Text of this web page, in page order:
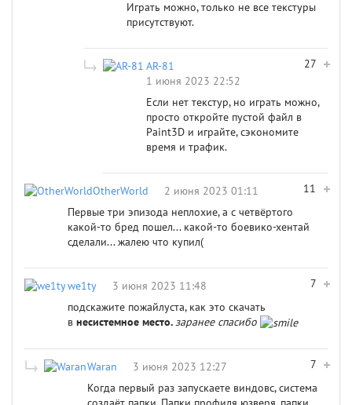
Играть можно, только не все текстуры
присутствуют.
27
AR-81
1 июня 2023 22:52
Если нет текстур, но играть можно,
просто откройте пустой файл в
Paint3D и играйте, сэкономите
время и трафик.
11
OtherWorld
2 июня 2023 01:11
Первые три эпизода неплохие, а с четвёртого
какой-то бред пошел... какой-то боевико-хентай
сделали... жалею что купил(
7
we1ty
3 июня 2023 11:48
подскажите пожайлуста, как это скачать
в несистемное место.заранее спасибо
7
Waran
3 июня 2023 12:27
Когда первый раз запускаете виндовс, система